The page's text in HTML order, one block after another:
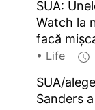
SUA:
Watch la
facă
• Life
SUA/
Sanders